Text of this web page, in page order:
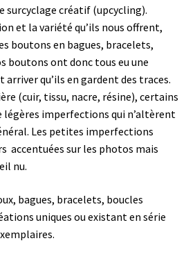
surcyclage créatif (upcycling).
et la variété qu’ils nous offrent,
boutons en bagues, bracelets,
boutons ont donc tous eu une
qu’ils en gardent des traces.
(cuir, tissu, nacre, résine), certains
légères imperfections qui n’altèrent
Les petites imperfections
accentuées sur les photos mais
nu.
bagues, bracelets, boucles
uniques ou existant en série